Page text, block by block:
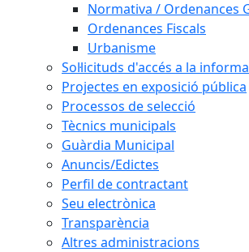
Normativa / Ordenances
Ordenances Fiscals
Urbanisme
Sol·licituds d'accés a la
Projectes en exposició pública
Processos de selecció
Tècnics municipals
Guàrdia Municipal
Anuncis/Edictes
Perfil de contractant
Seu electrònica
Transparència
Altres administracions